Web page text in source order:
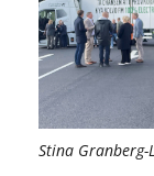
Stina Granberg-